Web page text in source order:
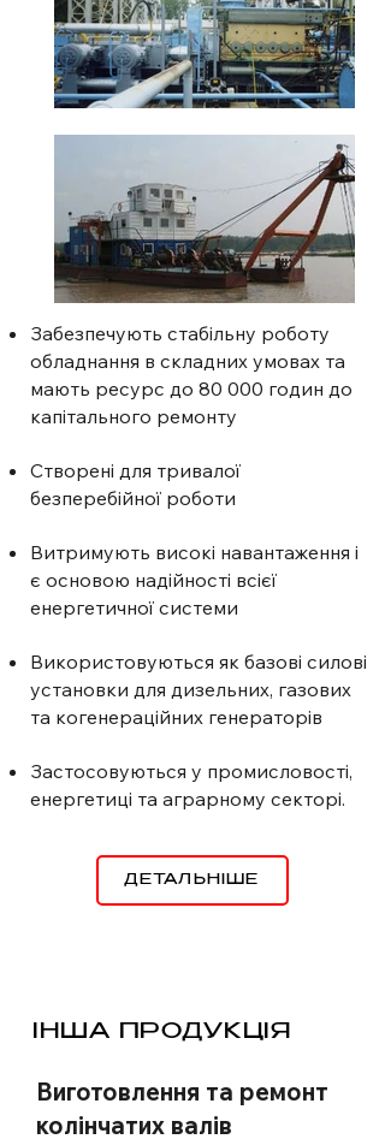
Забезпечують стабільну роботу
обладнання в складних умовах та
мають ресурс до 80 000 годин до
капітального ремонту
Створені для тривалої
безперебійної роботи
Витримують високі навантаження і
є основою надійності всієї
енергетичної системи
Використовуються як базові силові
установки для дизельних, газових
та когенераційних генераторів
Застосовуються у промисловості,
енергетиці та аграрному секторі.
ДЕТАЛЬНІШЕ
ІНША ПРОДУКЦІЯ
Виготовлення та ремонт
колінчатих валів